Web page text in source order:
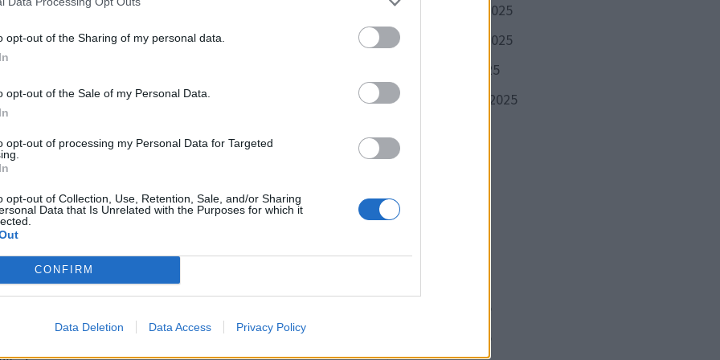
opt-out of the Sharing of my personal data.
opt-out of the Sale of my Personal Data.
opt-out of processing my Personal Data for Targeted
opt-out of Collection, Use, Retention, Sale, and/or Sharing
Data that Is Unrelated with the Purposes for which it
CONFIRM
Data Deletion Data Access Privacy Policy
suivante :
Nathalie Baye nous a quittés à 77 ans : cette terrible
→
décembre 2025
novembre 2025
octobre 2025
septembre 2025
février 2025
janvier 2025